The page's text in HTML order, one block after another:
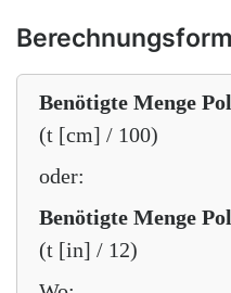
Benötigte Menge
(t [cm] / 100)
oder:
Benötigte Menge
(t [in] / 12)